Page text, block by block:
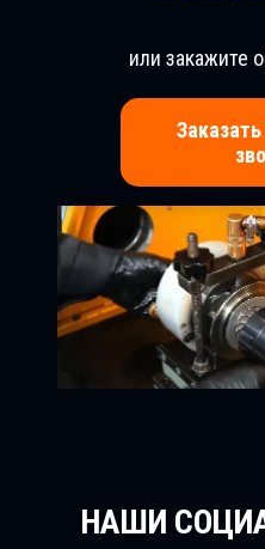
или закажите
НАШИ